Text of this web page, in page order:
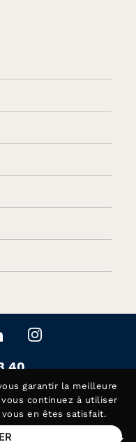
social
le réseau social
sur le réseau
Aller sur le
au
40
APAJH
au
50
et jeudis matin
garantir la meilleure
continuez à utiliser
en êtes satisfait.